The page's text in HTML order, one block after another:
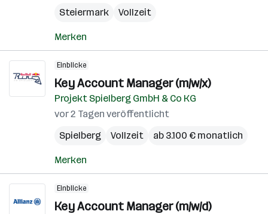
Steiermark
Vollzeit
Merken
Einblicke
Key Account Manager (m/w/x)
Projekt Spielberg GmbH & Co KG
vor 2 Tagen veröffentlicht
Spielberg
Vollzeit ab 3.100 € monatlich
Merken
Einblicke
Key Account Manager (m/w/d)